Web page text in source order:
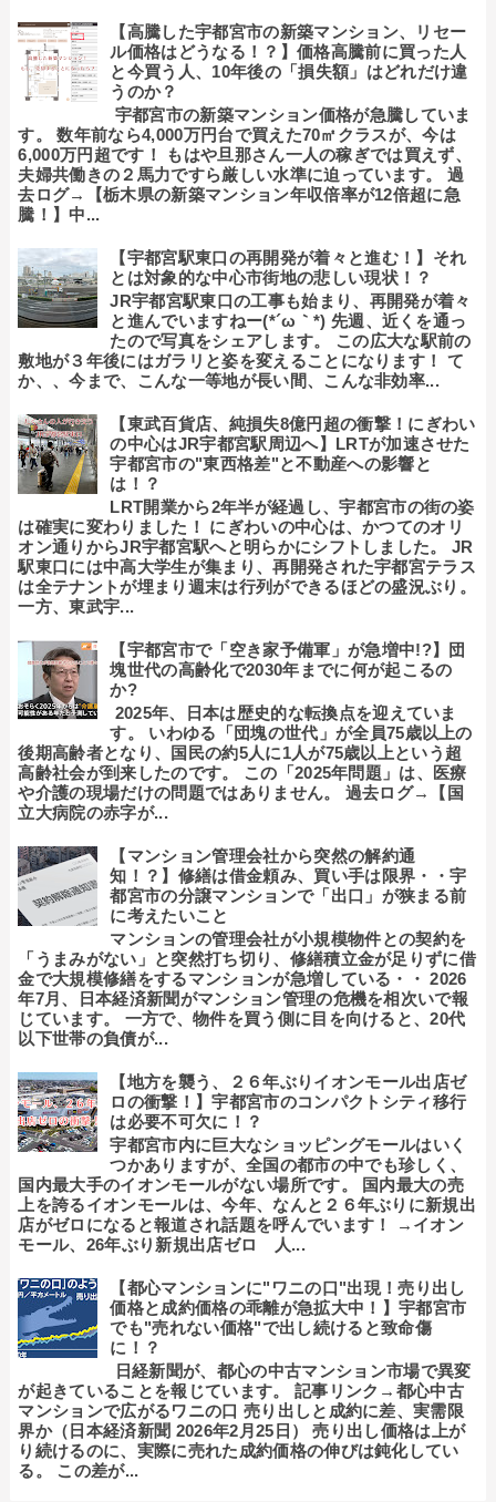
【高騰した宇都宮市の新築マンション、リセー
ル価格はどうなる！？】価格高騰前に買った人
と今買う人、10年後の「損失額」はどれだけ違
うのか？
宇都宮市の新築マンション価格が急騰していま
す。 数年前なら4,000万円台で買えた70㎡クラスが、今は
6,000万円超です！ もはや旦那さん一人の稼ぎでは買えず、
夫婦共働きの２馬力ですら厳しい水準に迫っています。 過
去ログ→【栃木県の新築マンション年収倍率が12倍超に急
騰！】中...
【宇都宮駅東口の再開発が着々と進む！】それ
とは対象的な中心市街地の悲しい現状！？
JR宇都宮駅東口の工事も始まり、再開発が着々
と進んでいますねー(*´ω｀*) 先週、近くを通っ
たので写真をシェアします。 この広大な駅前の
敷地が３年後にはガラリと姿を変えることになります！ て
か、、今まで、こんな一等地が長い間、こんな非効率...
【東武百貨店、純損失8億円超の衝撃！にぎわい
の中心はJR宇都宮駅周辺へ】LRTが加速させた
宇都宮市の"東西格差"と不動産への影響と
は！？
LRT開業から2年半が経過し、宇都宮市の街の姿
は確実に変わりました！ にぎわいの中心は、かつてのオリ
オン通りからJR宇都宮駅へと明らかにシフトしました。 JR
駅東口には中高大学生が集まり、再開発された宇都宮テラス
は全テナントが埋まり週末は行列ができるほどの盛況ぶり。
一方、東武宇...
【宇都宮市で「空き家予備軍」が急増中!?】団
塊世代の高齢化で2030年までに何が起こるの
か?
2025年、日本は歴史的な転換点を迎えていま
す。 いわゆる「団塊の世代」が全員75歳以上の
後期高齢者となり、国民の約5人に1人が75歳以上という超
高齢社会が到来したのです。 この「2025年問題」は、医療
や介護の現場だけの問題ではありません。 過去ログ→【国
立大病院の赤字が...
【マンション管理会社から突然の解約通
知！？】修繕は借金頼み、買い手は限界・・宇
都宮市の分譲マンションで「出口」が狭まる前
に考えたいこと
マンションの管理会社が小規模物件との契約を
「うまみがない」と突然打ち切り、修繕積立金が足りずに借
金で大規模修繕をするマンションが急増している・・ 2026
年7月、日本経済新聞がマンション管理の危機を相次いで報
じています。 一方で、物件を買う側に目を向けると、20代
以下世帯の負債が...
【地方を襲う、２６年ぶりイオンモール出店ゼ
ロの衝撃！】宇都宮市のコンパクトシティ移行
は必要不可欠に！？
宇都宮市内に巨大なショッピングモールはいく
つかありますが、全国の都市の中でも珍しく、
国内最大手のイオンモールがない場所です。 国内最大の売
上を誇るイオンモールは、今年、なんと２６年ぶりに新規出
店がゼロになると報道され話題を呼んでいます！ →イオン
モール、26年ぶり新規出店ゼロ 人...
【都心マンションに"ワニの口"出現！売り出し
価格と成約価格の乖離が急拡大中！】宇都宮市
でも"売れない価格"で出し続けると致命傷
に！？
日経新聞が、都心の中古マンション市場で異変
が起きていることを報じています。 記事リンク→都心中古
マンションで広がるワニの口 売り出しと成約に差、実需限
界か（日本経済新聞 2026年2月25日） 売り出し価格は上が
り続けるのに、実際に売れた成約価格の伸びは鈍化してい
る。 この差が...